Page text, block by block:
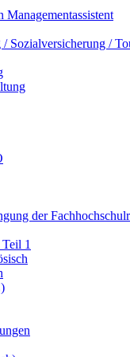
Sozialversicherung /
der
1